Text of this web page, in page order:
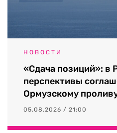
НОВОСТИ
«Сдача позиций»: в
перспективы
Ормузскому
05.08.2026 / 21:00